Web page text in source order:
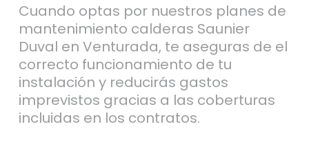
Cuando optas por nuestros planes de
mantenimiento calderas Saunier
Duval en Venturada, te aseguras de el
correcto funcionamiento de tu
instalación y reducirás gastos
imprevistos gracias a las coberturas
incluidas en los contratos.